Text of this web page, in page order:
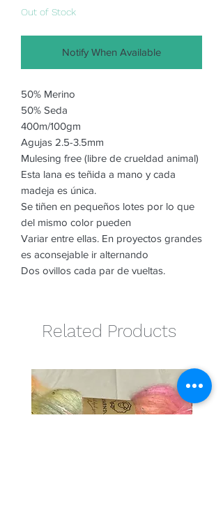
Out of Stock
Notify When Available
50% Merino
50% Seda
400m/100gm
Agujas 2.5-3.5mm
Mulesing free (libre de crueldad animal)
Esta lana es teñida a mano y cada
madeja es única.
Se tiñen en pequeños lotes por lo que
del mismo color pueden
Variar entre ellas. En proyectos grandes
es aconsejable ir alternando
Dos ovillos cada par de vueltas.
Related Products